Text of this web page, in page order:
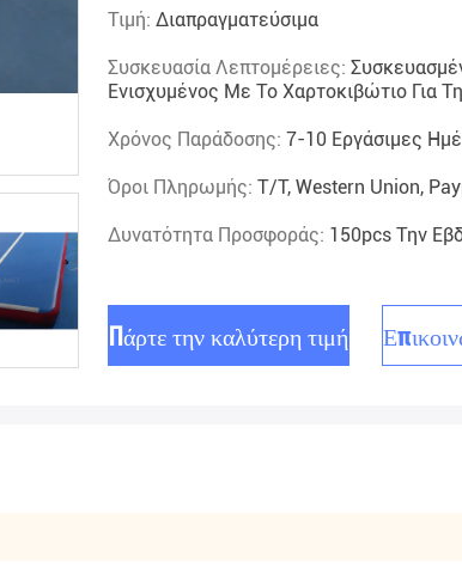
Τιμή: Διαπραγματεύσιμα
Συσκευασία Λεπτομέρειες:
Ενισχυμένος Με Το Χαρτοκιβώτιο Για
Χρόνος Παράδοσης: 7-10 Εργάσιμες
Όροι Πληρωμής: T/T, Western Union,
Δυνατότητα Προσφοράς: 150pcs Την
Πάρτε την καλύτερη τιμή